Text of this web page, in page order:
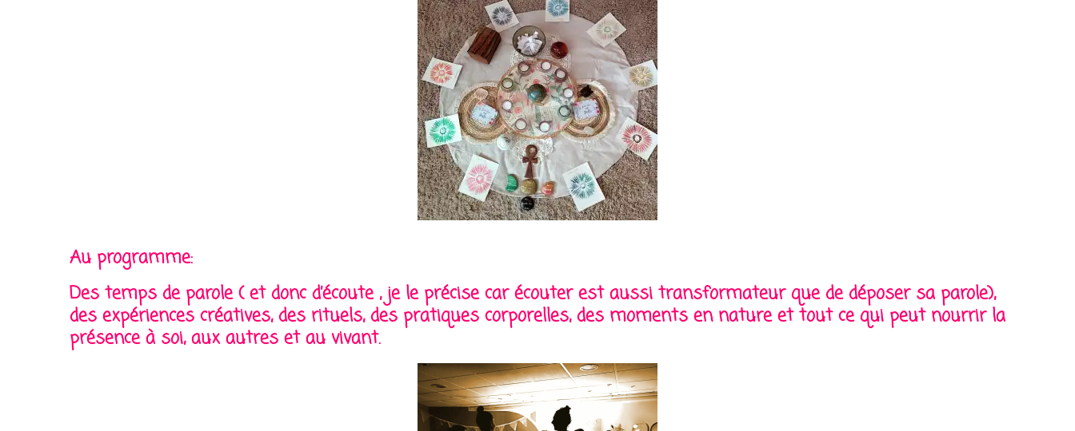
Au programme:
Des temps de parole ( et donc d’écoute , je le précise car écouter est aussi transformateur que de déposer sa parole),
des expériences créatives, des rituels, des pratiques corporelles, des moments en nature et tout ce qui peut nourrir la
présence à soi, aux autres et au vivant.